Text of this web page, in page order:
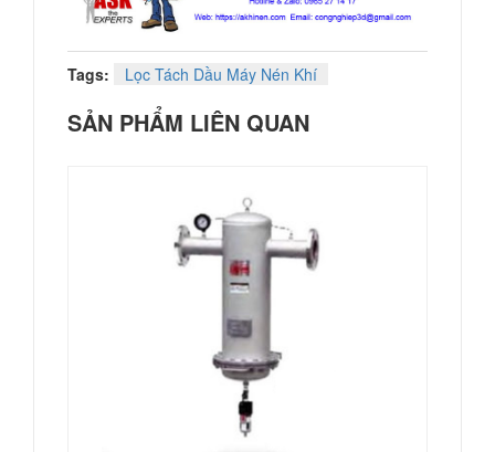
Tags: Lọc Tách Dầu Máy Nén Khí
SẢN PHẨM LIÊN QUAN